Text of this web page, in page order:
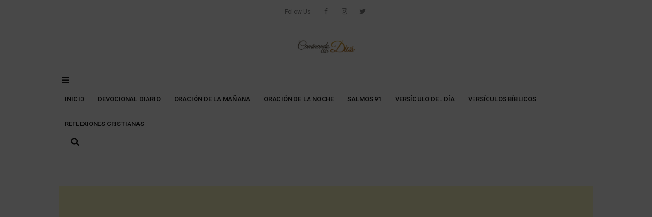
Follow Us
INICIO DEVOCIONAL DIARIO ORACIÓN DE LA MAÑANA ORACIÓN DE LA NOCHE SALMOS 91 VERSÍCULO DEL DÍA VERSÍCULOS BÍBLICOS
REFLEXIONES CRISTIANAS